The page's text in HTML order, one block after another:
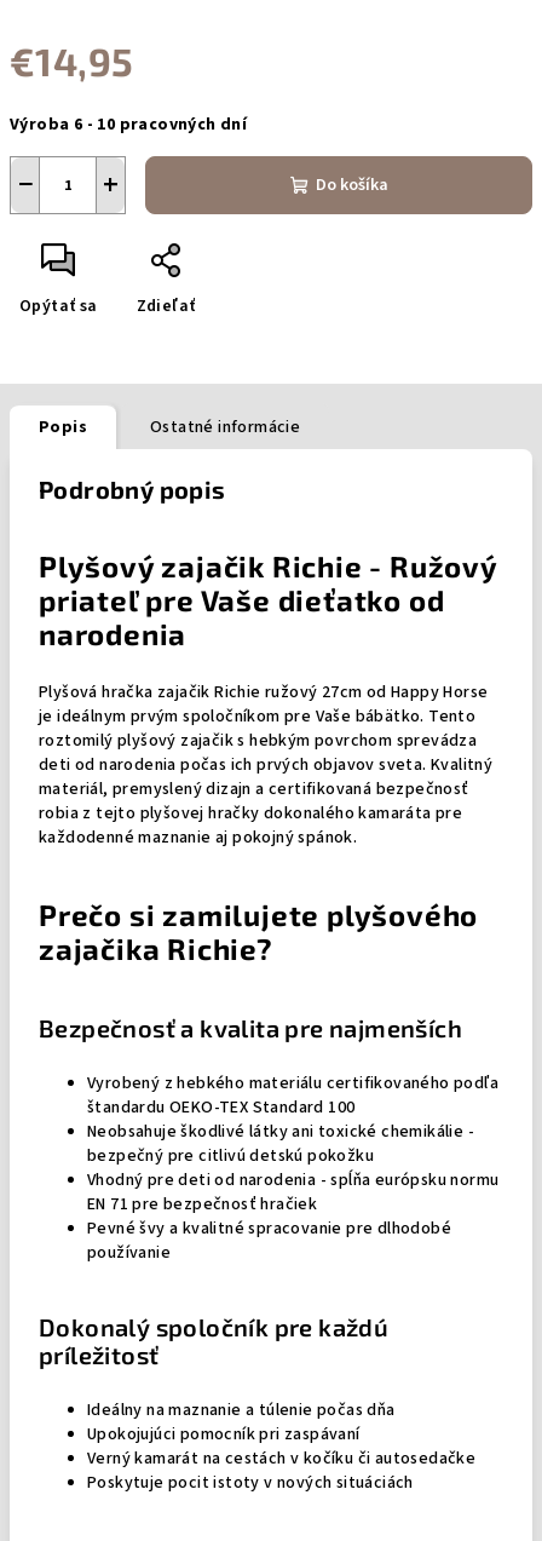
€14,95
cena:
Výroba 6 - 10 pracovných dní
+
− Do košíka
Opýtať sa Zdieľať
Popis Ostatné informácie
Podrobný popis
Plyšový zajačik Richie - Ružový
priateľ pre Vaše dieťatko od
narodenia
Plyšová hračka zajačik Richie ružový 27cm od Happy Horse
je ideálnym prvým spoločníkom pre Vaše bábätko. Tento
roztomilý plyšový zajačik s hebkým povrchom sprevádza
deti od narodenia počas ich prvých objavov sveta. Kvalitný
materiál, premyslený dizajn a certifikovaná bezpečnosť
robia z tejto plyšovej hračky dokonalého kamaráta pre
každodenné maznanie aj pokojný spánok.
Prečo si zamilujete plyšového
zajačika Richie?
Bezpečnosť a kvalita pre najmenších
Vyrobený z hebkého materiálu certifikovaného podľa
štandardu OEKO-TEX Standard 100
Neobsahuje škodlivé látky ani toxické chemikálie -
bezpečný pre citlivú detskú pokožku
Vhodný pre deti od narodenia - spĺňa európsku normu
EN 71 pre bezpečnosť hračiek
Pevné švy a kvalitné spracovanie pre dlhodobé
používanie
Dokonalý spoločník pre každú
príležitosť
Ideálny na maznanie a túlenie počas dňa
Upokojujúci pomocník pri zaspávaní
Verný kamarát na cestách v kočíku či autosedačke
Poskytuje pocit istoty v nových situáciách